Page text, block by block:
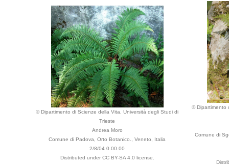
© Dipartimento di Scienze della Vita, Università degli Studi di
Trieste
Andrea Moro
Comune di Padova, Orto Botanico., Veneto, Italia
2/8/04 0.00.00
Distributed under CC BY-SA 4.0 license.
© Dipartimento
Comune di